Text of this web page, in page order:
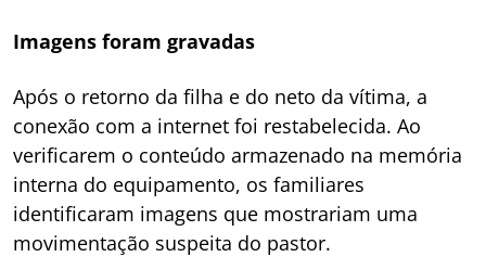
Imagens foram gravadas
Após o retorno da filha e do neto da vítima, a
conexão com a internet foi restabelecida. Ao
verificarem o conteúdo armazenado na memória
interna do equipamento, os familiares
identificaram imagens que mostrariam uma
movimentação suspeita do pastor.